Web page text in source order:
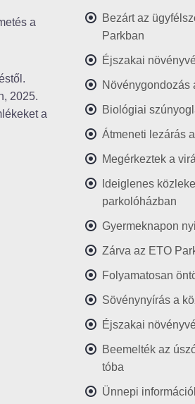
a
2025.
a
Bezárt az
Parkban
Éjszakai
Növénygondozás
Biológiai
Átmeneti lezárás
Megérkeztek a
Ideiglenes
parkolóházban
Gyermeknapon
Zárva az ETO
Folyamatosan
Sövénynyírás a
Éjszakai
Beemelték az
tóba
Ünnepi